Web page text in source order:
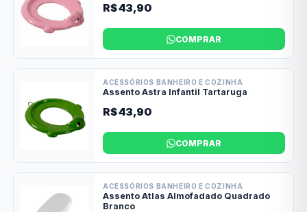
R$ 43,90
COMPRAR
ACESSÓRIOS BANHEIRO E COZINHA
Assento Astra Infantil Tartaruga
R$ 43,90
COMPRAR
ACESSÓRIOS BANHEIRO E COZINHA
Assento Atlas Almofadado Quadrado
Branco